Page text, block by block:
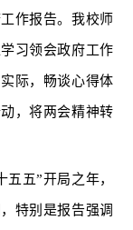
作报告。我校师
习领会政府工作
际，畅谈心得体
，将两会精神转
五”开局之年，
特别是报告强调